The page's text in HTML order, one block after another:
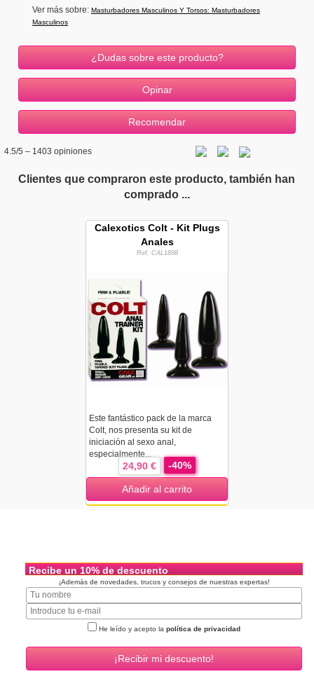
Ver más sobre: Masturbadores Masculinos Y Torsos: Masturbadores
Masculinos
¿Dudas sobre este producto?
4.5/5 – 1403 opiniones
Clientes que compraron este producto, también han
comprado ...
Calexotics Colt - Kit Plugs
Anales
Ref. CAL1898
Este fantástico pack de la marca
Colt, nos presenta su kit de
iniciación al sexo anal,
especialmente...
24,90 € -40%
Añadir al carrito
Recibe un 10% de descuento
¡Además de novedades, trucos y consejos de nuestras expertas!
He leído y acepto la política de privacidad